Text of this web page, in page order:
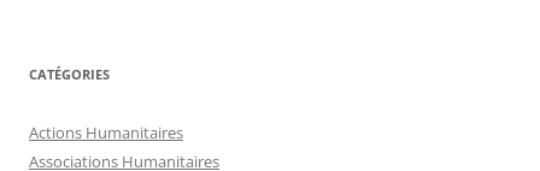
CATÉGORIES
Actions Humanitaires
Associations Humanitaires